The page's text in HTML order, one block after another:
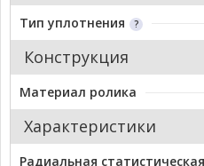
Тип уплотнения
Конструкция
Материал ролика
Характеристики
Радиальная статистическая